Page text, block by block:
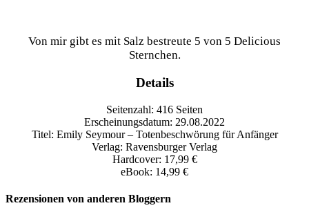
Von mir gibt es mit Salz bestreute 5 von 5 Delicious
Sternchen.
Details
Seitenzahl: 416 Seiten
Erscheinungsdatum: 29.08.2022
Titel: Emily Seymour – Totenbeschwörung für Anfänger
Verlag: Ravensburger Verlag
Hardcover: 17,99 €
eBook: 14,99 €
Rezensionen von anderen Bloggern